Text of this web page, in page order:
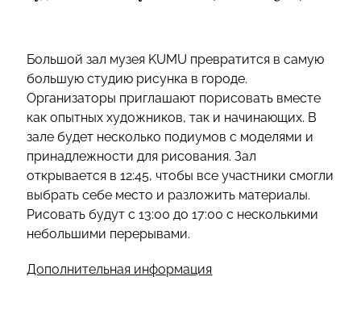
Большой зал музея KUMU превратится в самую
большую студию рисунка в городе.
Организаторы приглашают порисовать вместе
как опытных художников, так и начинающих. В
зале будет несколько подиумов с моделями и
принадлежности для рисования. Зал
открывается в 12:45, чтобы все участники смогли
выбрать себе место и разложить материалы.
Рисовать будут с 13:00 до 17:00 с несколькими
небольшими перерывами.
Дополнительная информация